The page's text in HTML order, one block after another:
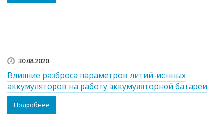
30.08.2020
Влияние разброса параметров литий-ионных
аккумуляторов на работу аккумуляторной батареи
Подробнее